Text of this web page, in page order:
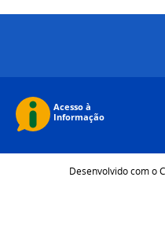
Desenvolvido com o